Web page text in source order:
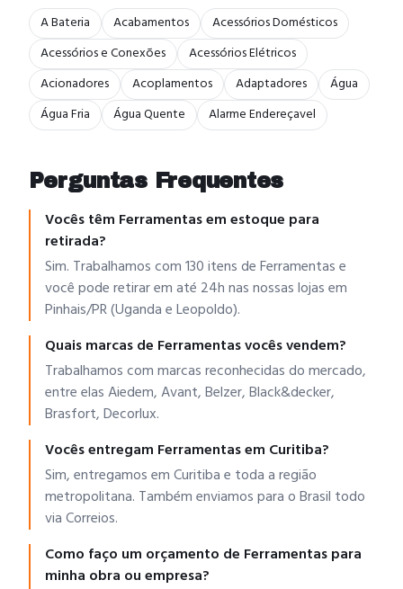
A Bateria Acabamentos
Acessórios Domésticos
Acessórios e Conexões
Acessórios Elétricos
Acionadores
Acoplamentos Adaptadores
Água
Água Fria
Água Quente Alarme Endereçavel
Perguntas Frequentes
Vocês têm Ferramentas em estoque para
retirada?
Sim. Trabalhamos com 130 itens de Ferramentas e
você pode retirar em até 24h nas nossas lojas em
Pinhais/PR (Uganda e Leopoldo).
Quais marcas de Ferramentas vocês vendem?
Trabalhamos com marcas reconhecidas do mercado,
entre elas Aiedem, Avant, Belzer, Black&decker,
Brasfort, Decorlux.
Vocês entregam Ferramentas em Curitiba?
Sim, entregamos em Curitiba e toda a região
metropolitana. Também enviamos para o Brasil todo
via Correios.
Como faço um orçamento de Ferramentas para
minha obra ou empresa?